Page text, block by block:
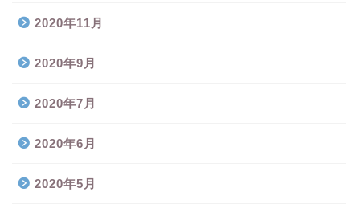
2020年11月
2020年9月
2020年7月
2020年6月
2020年5月